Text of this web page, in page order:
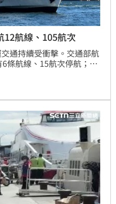
航線、105航次
通持續受衝擊。交通部航
條航線、15航次停航；明
條航線停駛，呼籲旅客若